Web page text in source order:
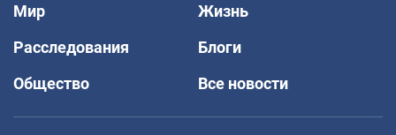
Мир
Жизнь
Расследования
Блоги
Общество
Все новости